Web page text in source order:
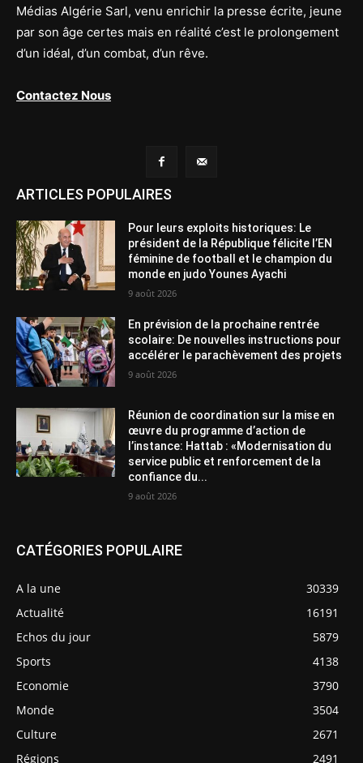
Médias Algérie Sarl, venu enrichir la presse écrite, jeune
par son âge certes mais en réalité c’est le prolongement
d’un idéal, d’un combat, d’un rêve.
Contactez Nous
ARTICLES POPULAIRES
Pour leurs exploits historiques: Le
président de la République félicite l’EN
féminine de football et le champion du
monde en judo Younes Ayachi
9 août 2026
En prévision de la prochaine rentrée
scolaire: De nouvelles instructions pour
accélérer le parachèvement des projets
9 août 2026
Réunion de coordination sur la mise en
œuvre du programme d’action de
l’instance: Hattab : «Modernisation du
service public et renforcement de la
confiance du...
9 août 2026
CATÉGORIES POPULAIRE
A la une
30339
Actualité
16191
Echos du jour
5879
Sports
4138
Economie
3790
Monde
3504
Culture
2671
Régions
2491